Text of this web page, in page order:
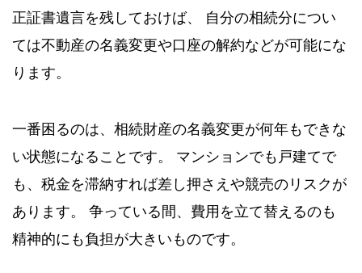
正証書遺言を残しておけば、 自分の相続分につい
ては不動産の名義変更や口座の解約などが可能にな
ります。
一番困るのは、相続財産の名義変更が何年もできな
い状態になることです。 マンションでも戸建てで
も、税金を滞納すれば差し押さえや競売のリスクが
あります。 争っている間、費用を立て替えるのも
精神的にも負担が大きいものです。